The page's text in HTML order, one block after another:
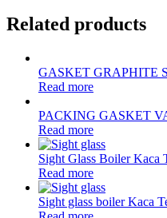
Related products
GASKET GRAPHITE
Read more
PACKING GASKET
Read more
Sight Glass Boiler Kaca
Read more
Sight glass boiler Kaca